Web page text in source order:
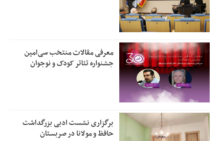
معرفی مقالات منتخب سی‌امین
جشنواره تئاتر کودک و نوجوان
برگزاری نشست ادبی بزرگداشت
حافظ و مولانا در صربستان